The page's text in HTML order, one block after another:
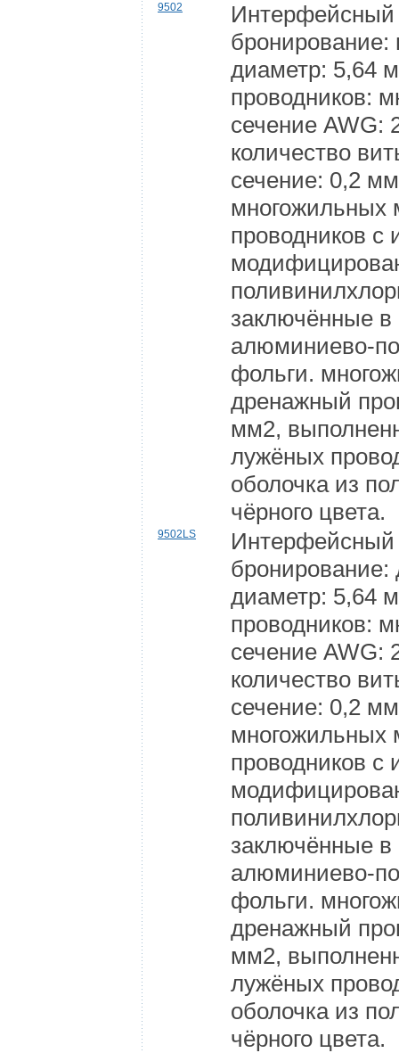
9502
Интерфейсный
диаметр: 5,64
проводников:
сечение AWG:
количество
сечение: 0,2
многожильных
проводников с
заключённые
алюминиево-
фольги.
дренажный
мм2,
лужёных
оболочка из
чёрного цвета.
9502LS
Интерфейсный
диаметр: 5,64
проводников:
сечение AWG:
количество
сечение: 0,2
многожильных
проводников с
заключённые
алюминиево-
фольги.
дренажный
мм2,
лужёных
оболочка из
чёрного цвета.